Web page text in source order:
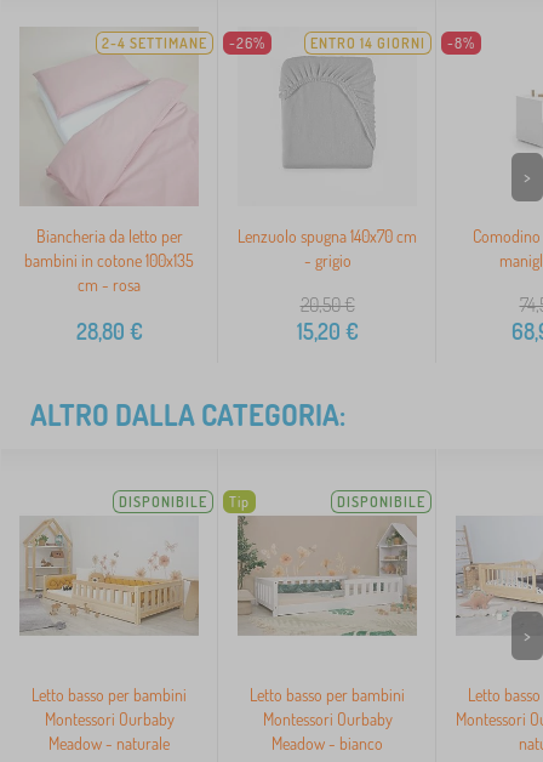
2-4 SETTIMANE
Biancheria da letto per
bambini in cotone 100x135
cm - rosa
28,80 €
-26% ENTRO 14 GIORNI
Lenzuolo spugna 140x70 cm
- grigio
20,50€
15,20 €
-8%
>
ALTRO DALLA CATEGORIA:
DISPONIBILE
Letto basso per bambini
Montessori Ourbaby
Meadow - naturale
Tip DISPONIBILE
Letto basso per bambini
Montessori Ourbaby
Meadow - bianco
Letto
Montessori
>